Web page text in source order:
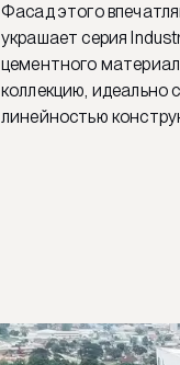
Фасад этого
украшает серия
цементного
коллекцию, идеально
линейностью